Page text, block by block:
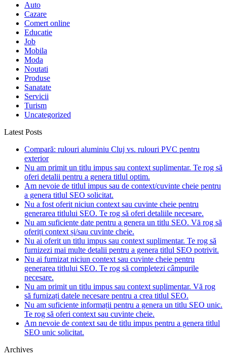
Auto
Cazare
Comert online
Educatie
Job
Mobila
Moda
Noutati
Produse
Sanatate
Servicii
Turism
Uncategorized
Latest Posts
Compară: rulouri aluminiu Cluj vs. rulouri PVC pentru
exterior
Nu am primit un titlu impus sau context suplimentar. Te rog să
oferi detalii pentru a genera titlul optim.
Am nevoie de titlul impus sau de context/cuvinte cheie pentru
a genera titlul SEO solicitat.
Nu a fost oferit niciun context sau cuvinte cheie pentru
generarea titlului SEO. Te rog să oferi detaliile necesare.
Nu am suficiente date pentru a genera un titlu SEO. Vă rog să
oferiți context și/sau cuvinte cheie.
Nu ai oferit un titlu impus sau context suplimentar. Te rog să
furnizezi mai multe detalii pentru a genera titlul SEO potrivit.
Nu ai furnizat niciun context sau cuvinte cheie pentru
generarea titlului SEO. Te rog să completezi câmpurile
necesare.
Nu am primit un titlu impus sau context suplimentar. Vă rog
să furnizați datele necesare pentru a crea titlul SEO.
Nu am suficiente informații pentru a genera un titlu SEO unic.
Te rog să oferi context sau cuvinte cheie.
Am nevoie de context sau de titlu impus pentru a genera titlul
SEO unic solicitat.
Archives